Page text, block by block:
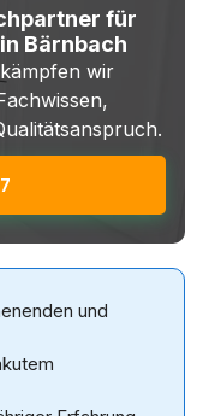
für
Bärnbach
wir
und